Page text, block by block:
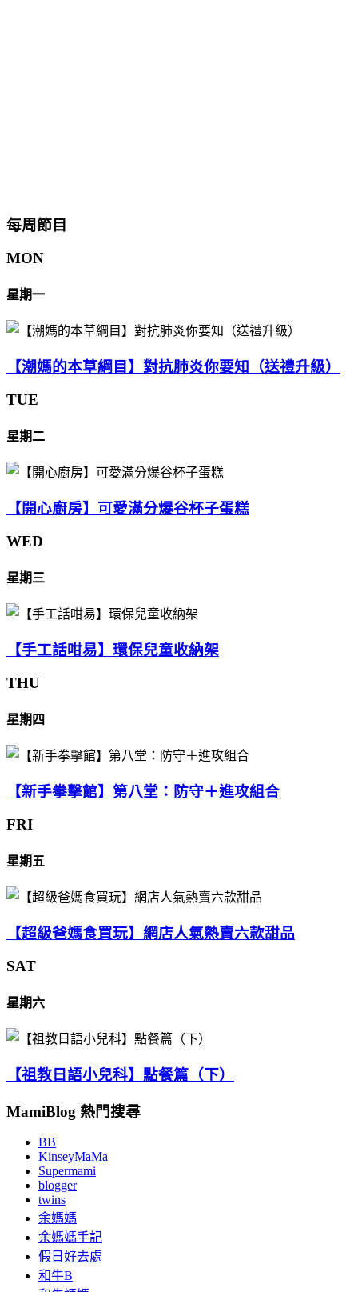
每周節目
MON
星期一
【潮媽的本草綱目】對抗肺炎你要知（送禮升級）
TUE
星期二
【開心廚房】可愛滿分爆谷杯子蛋糕
WED
星期三
【手工話咁易】環保兒童收納架
THU
星期四
【新手拳擊館】第八堂：防守＋進攻組合
FRI
星期五
【超級爸媽食買玩】網店人氣熱賣六款甜品
SAT
星期六
【祖教日語小兒科】點餐篇（下）
MamiBlog 熱門搜尋
BB
KinseyMaMa
Supermami
blogger
twins
余媽媽
余媽媽手記
假日好去處
和牛B